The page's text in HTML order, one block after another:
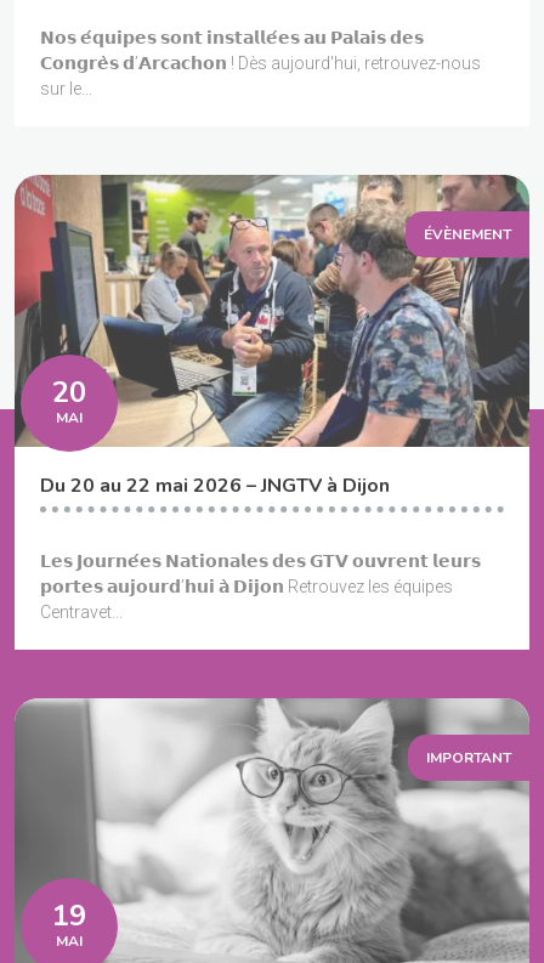
𝗡𝗼𝘀 𝗲́𝗾𝘂𝗶𝗽𝗲𝘀 𝘀𝗼𝗻𝘁 𝗶𝗻𝘀𝘁𝗮𝗹𝗹𝗲́𝗲𝘀 𝗮𝘂 𝗣𝗮𝗹𝗮𝗶𝘀 𝗱𝗲𝘀
𝗖𝗼𝗻𝗴𝗿𝗲̀𝘀 𝗱’𝗔𝗿𝗰𝗮𝗰𝗵𝗼𝗻 ! Dès aujourd'hui, retrouvez-nous
sur le...
ÉVÈNEMENT
20
MAI
Du 20 au 22 mai 2026 – JNGTV à Dijon
𝗟𝗲𝘀 𝗝𝗼𝘂𝗿𝗻𝗲́𝗲𝘀 𝗡𝗮𝘁𝗶𝗼𝗻𝗮𝗹𝗲𝘀 𝗱𝗲𝘀 𝗚𝗧𝗩 𝗼𝘂𝘃𝗿𝗲𝗻𝘁 𝗹𝗲𝘂𝗿𝘀
𝗽𝗼𝗿𝘁𝗲𝘀 𝗮𝘂𝗷𝗼𝘂𝗿𝗱’𝗵𝘂𝗶 𝗮̀ 𝗗𝗶𝗷𝗼𝗻 Retrouvez les équipes
Centravet...
IMPORTANT
19
MAI